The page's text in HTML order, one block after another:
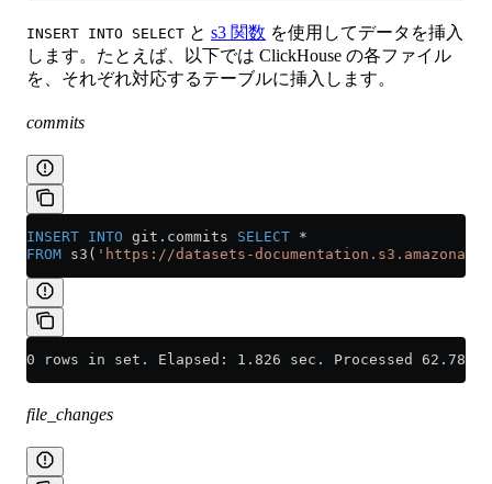
INSERT INTO SELECT と s3 関数 を使用してデータを挿入
します。たとえば、以下では ClickHouse の各ファイル
を、それぞれ対応するテーブルに挿入します。
commits
INSERT INTO git . commits SELECT *
FROM s3( 'https://datasets-
0 rows in set. Elapsed: 1.826 sec. Processed 62.78
file_changes